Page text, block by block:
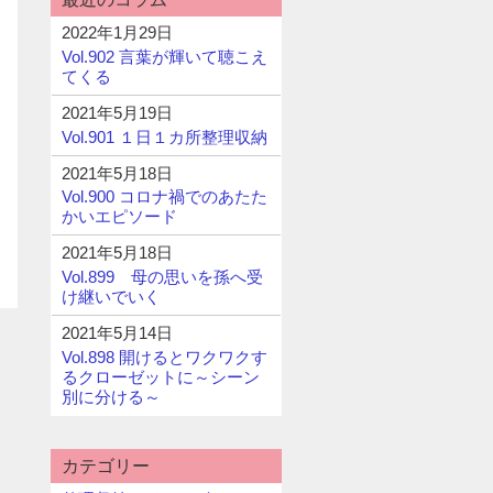
2022年1月29日
Vol.902 言葉が輝いて聴こえ
てくる
2021年5月19日
Vol.901 １日１カ所整理収納
2021年5月18日
Vol.900 コロナ禍でのあたた
かいエピソード
2021年5月18日
Vol.899 母の思いを孫へ受
け継いでいく
2021年5月14日
Vol.898 開けるとワクワクす
るクローゼットに～シーン
別に分ける～
カテゴリー